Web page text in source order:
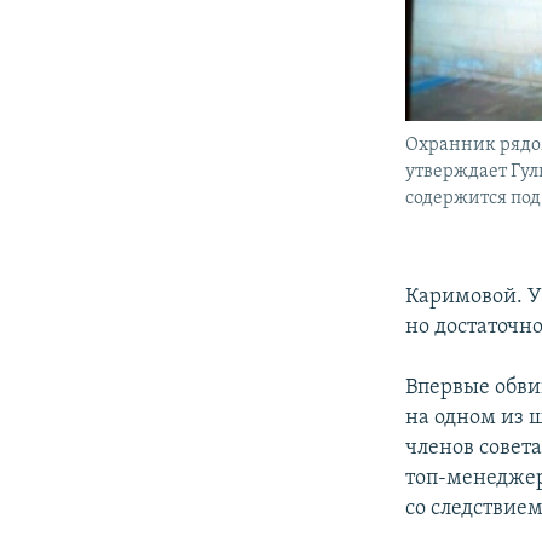
Охранник
утверждает
содержится
Каримовой. У
но
Впервые
на одном из
членов
топ-
со